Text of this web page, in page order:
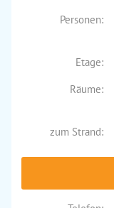
Personen:
Etage:
Räume:
zum Strand: